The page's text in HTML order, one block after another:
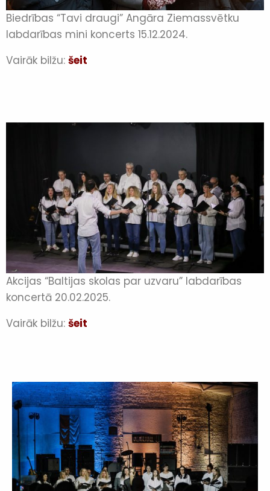
Biedrības “Tavi draugi” Angāra Ziemassvētku
labdarības mini koncerts 15.12.2024.
Vairāk bilžu: šeit
Akcijas “Baltijas skolas par uzvaru” labdarības
koncertā 20.02.2025.
Vairāk bilžu: šeit